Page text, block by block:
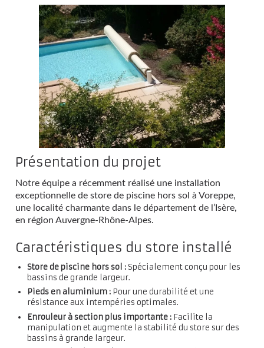
Présentation du projet
Notre équipe a récemment réalisé une installation
exceptionnelle de store de piscine hors sol à Voreppe,
une localité charmante dans le département de l’Isère,
en région Auvergne-Rhône-Alpes.
Caractéristiques du store installé
Store de piscine hors sol :Spécialement conçu pour les
bassins de grande largeur.
Pieds en aluminium :Pour une durabilité et une
résistance aux intempéries optimales.
Enrouleur à section plus importante :Facilite la
manipulation et augmente la stabilité du store sur des
bassins à grande largeur.